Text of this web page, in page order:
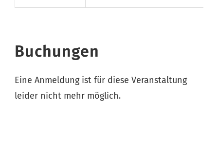
Buchungen
Eine Anmeldung ist für diese Veranstaltung
leider nicht mehr möglich.